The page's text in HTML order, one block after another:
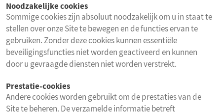
Noodzakelijke cookies
Sommige cookies zijn absoluut noodzakelijk om u in staat te
stellen over onze Site te bewegen en de functies ervan te
gebruiken. Zonder deze cookies kunnen essentiële
beveiligingsfuncties niet worden geactiveerd en kunnen
door u gevraagde diensten niet worden verstrekt.
Prestatie-cookies
Andere cookies worden gebruikt om de prestaties van de
Site te beheren. De verzamelde informatie betreft